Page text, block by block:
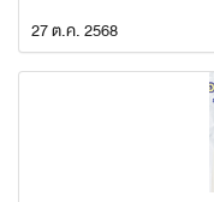
27 ต.ค. 2568